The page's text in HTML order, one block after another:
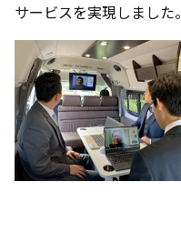
サービスを実現しました。